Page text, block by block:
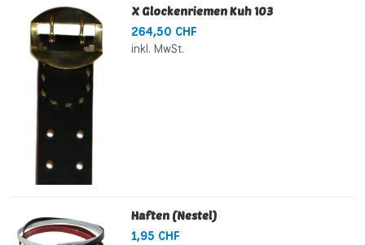
X Glockenriemen Kuh 103
264,50 CHF
inkl. MwSt.
Haften (Nestel)
1,95 CHF